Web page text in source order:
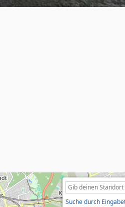
Suche durch